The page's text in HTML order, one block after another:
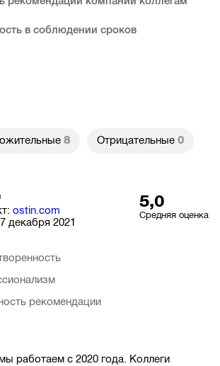
в соблюдении сроков
8 Отрицательные 0
ostin.com
7 декабря 2021
5,0
Средняя оценка
рекомендации
работаем с 2020 года. Коллеги